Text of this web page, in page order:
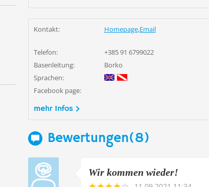
Kontakt: Homepage,Email
Telefon:
+385 91 6799022
Basenleitung:
Borko
Sprachen:
Facebook page:
mehr Infos
Bewertungen(8)
Wir kommen wieder!